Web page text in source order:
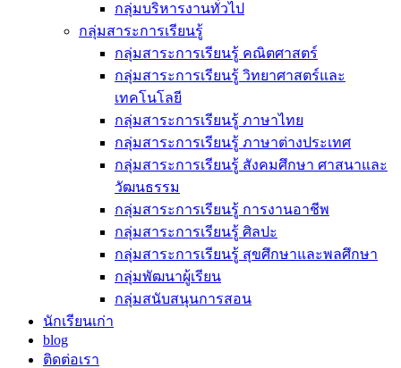
กลุ่มบริหารงานทั่วไป
กลุ่มสาระการเรียนรู้
กลุ่มสาระการเรียนรู้ คณิตศาสตร์
กลุ่มสาระการเรียนรู้ วิทยาศาสตร์และ
เทคโนโลยี
กลุ่มสาระการเรียนรู้ ภาษาไทย
กลุ่มสาระการเรียนรู้ ภาษาต่างประเทศ
กลุ่มสาระการเรียนรู้ สังคมศึกษา ศาสนาและ
วัฒนธรรม
กลุ่มสาระการเรียนรู้ การงานอาชีพ
กลุ่มสาระการเรียนรู้ ศิลปะ
กลุ่มสาระการเรียนรู้ สุขศึกษาและพลศึกษา
กลุ่มพัฒนาผู้เรียน
กลุ่มสนับสนุนการสอน
นักเรียนเก่า
blog
ติดต่อเรา